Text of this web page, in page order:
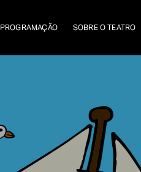
PROGRAMAÇÃO SOBRE O TEATRO